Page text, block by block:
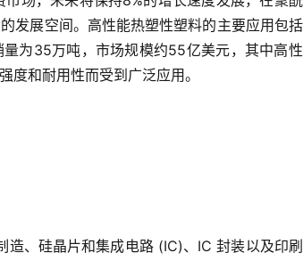
发展空间。高性能热塑性塑料的主要应用包
为35万吨，市场规模约55亿美元，其中高
和耐用性而受到广泛应用。
造、硅晶片和集成电路 (IC)、IC 封装以及印